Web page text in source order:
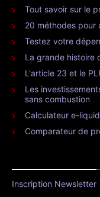
Tout savoir sur le
20 méthodes pour
Testez votre
La grande histoire
L'article 23 et le
Les
sans combustion
Calculateur e-
Comparateur de
Inscription Newsletter